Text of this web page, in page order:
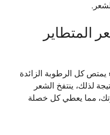
المتطاير
كل الرطوبة الزائدة
لذلك، ينتفخ الشعر
مما يعطي كل خصلة